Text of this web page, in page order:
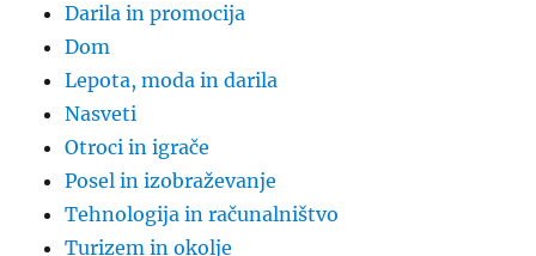
Darila in promocija
Dom
Lepota, moda in darila
Nasveti
Otroci in igrače
Posel in izobraževanje
Tehnologija in računalništvo
Turizem in okolje